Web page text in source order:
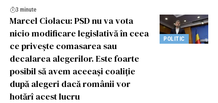
3 minute
POLITIC
Marcel Ciolacu: PSD nu va vota
nicio modificare legislativă în ceea
ce privește comasarea sau
decalarea alegerilor. Este foarte
posibil să avem aceeași coaliție
după alegeri dacă românii vor
hotărî acest lucru